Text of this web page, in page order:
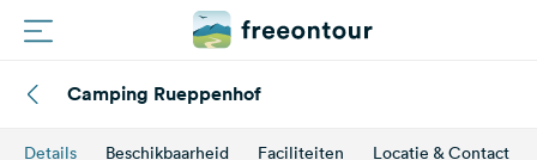
Routes
Camping Rueppenhof
Details Beschikbaarheid Faciliteiten Locatie & Contact